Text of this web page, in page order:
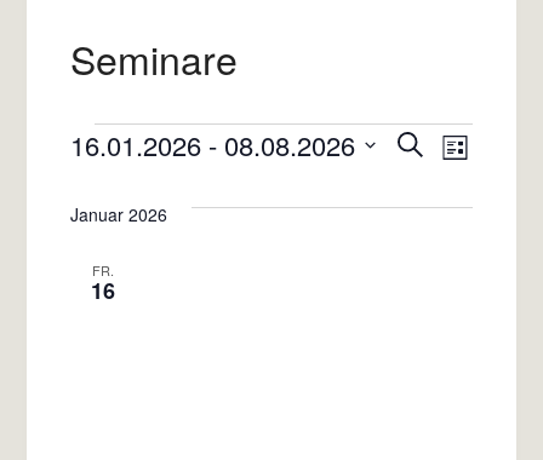
Seminare
Suche
SucheListe
16.01.2026 - 08.08.2026
wählen.
Januar 2026
FR.
16